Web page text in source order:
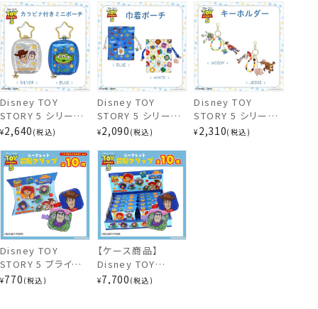
リップクリーム＜単品＞
shobido ヘアブラ
シ TOY STORY
トイ・ストーリー デ
ィズニー 粧美堂
shobido
トイ・ストーリー デ
ィズニー 粧美堂
shobido
Disney TOY
STORY 5 シリーズ
カラビナ付きミニポ
BLUE ＞ トイ・スト
ーリー ディズニー
粧美堂 shobido
¥2,640 税込
Disney TOY
STORY 5 シリーズ
巾着ポーチ ＜
トイ・ストーリー デ
ィズニー 粧美堂
shobido
¥2,090 税込
Disney TOY
STORY 5 シリーズ
キーホルダー ＜
¥ 2,310 税込
Disney TOY
STORY 5 ブラインド
コスメシリーズ 前髪
¥770 税込
【ケース商品】
Disney TOY
STORY 5 ブラインド
¥7,700 税込